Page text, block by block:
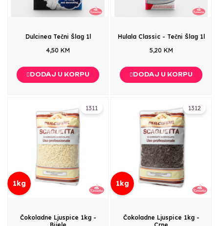
Dulcinea Tečni Šlag 1l
4,50 KM
DODAJ U KORPU
Hulala Classic - Tečni Šlag 1l
5,20 KM
DODAJ U KORPU
1311
1kg
Čokoladne Ljuspice 1kg -
1312
1kg
Čokoladne Ljuspice 1kg -